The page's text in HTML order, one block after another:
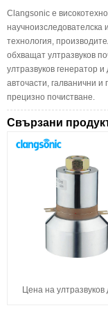
Clangsonic е
научноизследователска
технология,
обхващат ултразвуков
ултразвуков генератор
авточасти, галванични
прецизно почистване.
Свързани
Цена на ултразвуков